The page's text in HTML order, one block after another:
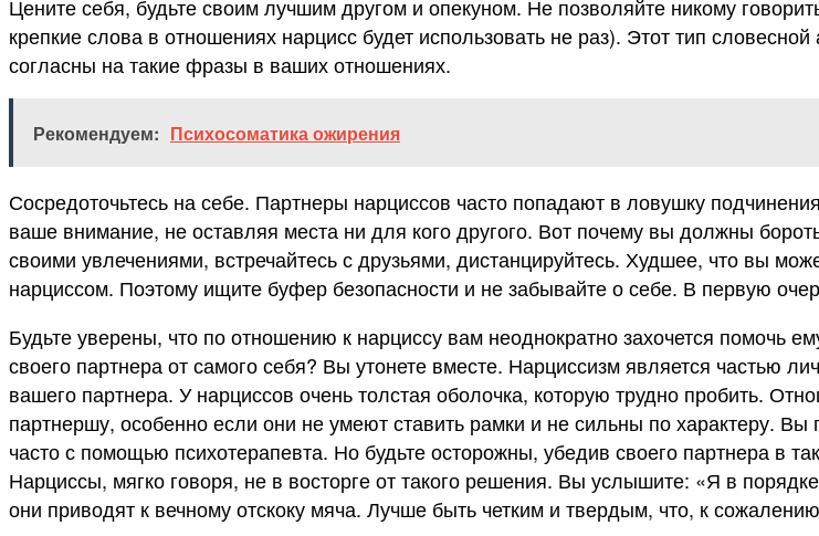
Цените себя, будьте своим лучшим другом и опекуном. Не позволяйте никому
крепкие слова в отношениях нарцисс будет использовать не раз). Этот тип
согласны на такие фразы в ваших отношениях.
Рекомендуем: Психосоматика ожирения
Сосредоточьтесь на себе. Партнеры нарциссов часто попадают в ловушку
ваше внимание, не оставляя места ни для кого другого. Вот почему вы должны
своими увлечениями, встречайтесь с друзьями, дистанцируйтесь. Худшее, что вы
нарциссом. Поэтому ищите буфер безопасности и не забывайте о себе. В первую
Будьте уверены, что по отношению к нарциссу вам неоднократно захочется помочь
своего партнера от самого себя? Вы утонете вместе. Нарциссизм является частью
вашего партнера. У нарциссов очень толстая оболочка, которую трудно пробить.
партнершу, особенно если они не умеют ставить рамки и не сильны по характеру.
часто с помощью психотерапевта. Но будьте осторожны, убедив своего партнера в
Нарциссы, мягко говоря, не в восторге от такого решения. Вы услышите: «Я в
они приводят к вечному отскоку мяча. Лучше быть четким и твердым, что, к